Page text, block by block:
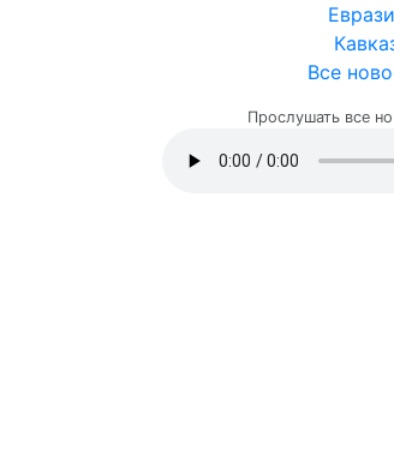
Все
Прослушать все